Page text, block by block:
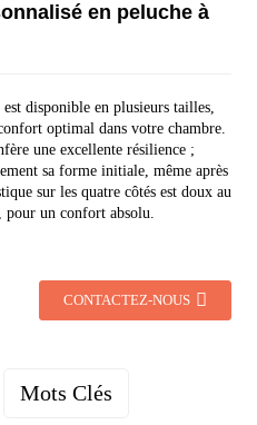
en peluche à
disponible en plusieurs tailles,
optimal dans votre chambre.
une excellente résilience ;
sa forme initiale, même après
sur les quatre côtés est doux au
pour un confort absolu.
CONTACTEZ-NOUS
Mots Clés